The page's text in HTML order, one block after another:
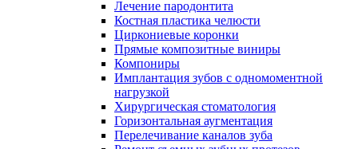
Лечение пародонтита
Костная пластика челюсти
Циркониевые коронки
Прямые композитные виниры
Компониры
Имплантация зубов с одномоментной
нагрузкой
Хирургическая стоматология
Горизонтальная аугментация
Перелечивание каналов зуба